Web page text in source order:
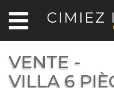
VENTE -
VILLA 6